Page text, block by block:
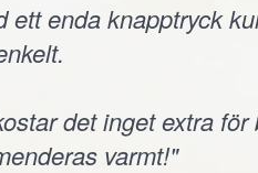
ett enda knapptryck
det inget extra
varmt!"